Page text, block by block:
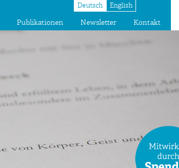
Publikationen Newsletter Kontakt
Deutsch English